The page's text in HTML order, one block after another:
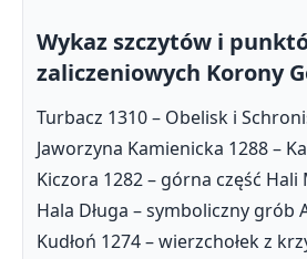
Wykaz szczytów i
zaliczeniowych Korony
Turbacz 1310 – Obelisk i
Jaworzyna Kamienicka 1288 –
Kiczora 1282 – górna część Hali
Hala Długa – symboliczny grób
Kudłoń 1274 – wierzchołek z